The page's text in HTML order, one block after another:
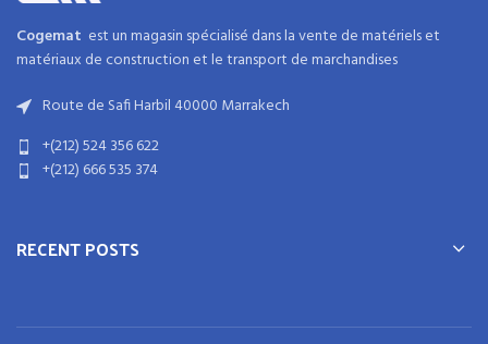
Cogemat est un magasin spécialisé dans lavente de matériels et
matériaux de construction etle transport de marchandises
Route de Safi Harbil 40000 Marrakech
+(212) 524 356 622
+(212) 666 535 374
RECENT POSTS